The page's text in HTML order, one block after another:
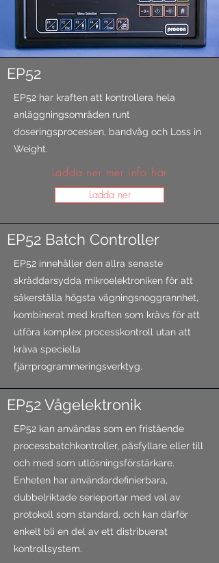
EP52
EP52 har kraften att kontrollera hela
anläggningsområden runt
doseringsprocessen, bandvåg och Loss in
Weight.
Ladda ner mer info här
Ladda ner
EP52 Batch Controller
EP52 innehåller den allra senaste
skräddarsydda mikroelektroniken för att
säkerställa högsta vägningsnoggrannhet,
kombinerat med kraften som krävs för att
utföra komplex processkontroll utan att
kräva speciella
fjärrprogrammeringsverktyg.
EP52 Vågelektronik
EP52 kan användas som en fristående
processbatchkontroller, påsfyllare eller till
och med som utlösningsförstärkare.
Enheten har användardefinierbara,
dubbelriktade serieportar med val av
protokoll som standard, och kan därför
enkelt bli en del av ett distribuerat
kontrollsystem.